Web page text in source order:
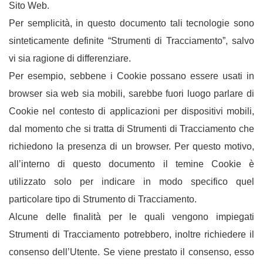
Sito Web.
Per semplicità, in questo documento tali tecnologie sono
sinteticamente definite “Strumenti di Tracciamento”, salvo
vi sia ragione di differenziare.
Per esempio, sebbene i Cookie possano essere usati in
browser sia web sia mobili, sarebbe fuori luogo parlare di
Cookie nel contesto di applicazioni per dispositivi mobili,
dal momento che si tratta di Strumenti di Tracciamento che
richiedono la presenza di un browser. Per questo motivo,
all’interno di questo documento il temine Cookie è
utilizzato solo per indicare in modo specifico quel
particolare tipo di Strumento di Tracciamento.
Alcune delle finalità per le quali vengono impiegati
Strumenti di Tracciamento potrebbero, inoltre richiedere il
consenso dell’Utente. Se viene prestato il consenso, esso